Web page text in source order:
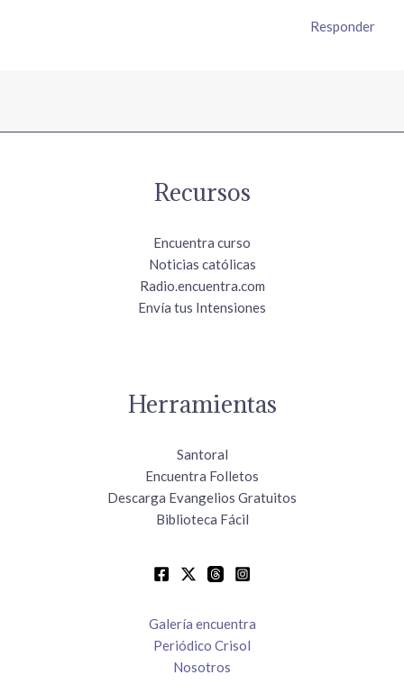
Responder
Recursos
Encuentra curso
Noticias católicas
Radio.encuentra.com
Envía tus Intensiones
Herramientas
Santoral
Encuentra Folletos
Descarga Evangelios Gratuitos
Biblioteca Fácil
Galería encuentra
Periódico Crisol
Nosotros